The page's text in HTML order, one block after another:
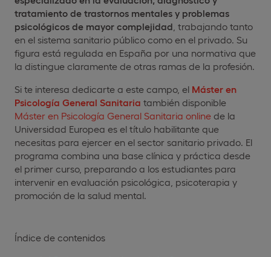
tratamiento de trastornos mentales y problemas
psicológicos de mayor complejidad , trabajando tanto
en el sistema sanitario público como en el privado. Su
figura está regulada en España por una normativa que
la distingue claramente de otras ramas de la profesión.
Si te interesa dedicarte a este campo, el Máster en
Psicología General Sanitaria también disponible
Máster en Psicología General Sanitaria online de la
Universidad Europea es el título habilitante que
necesitas para ejercer en el sector sanitario privado. El
programa combina una base clínica y práctica desde
el primer curso, preparando a los estudiantes para
intervenir en evaluación psicológica, psicoterapia y
promoción de la salud mental.
Índice de contenidos